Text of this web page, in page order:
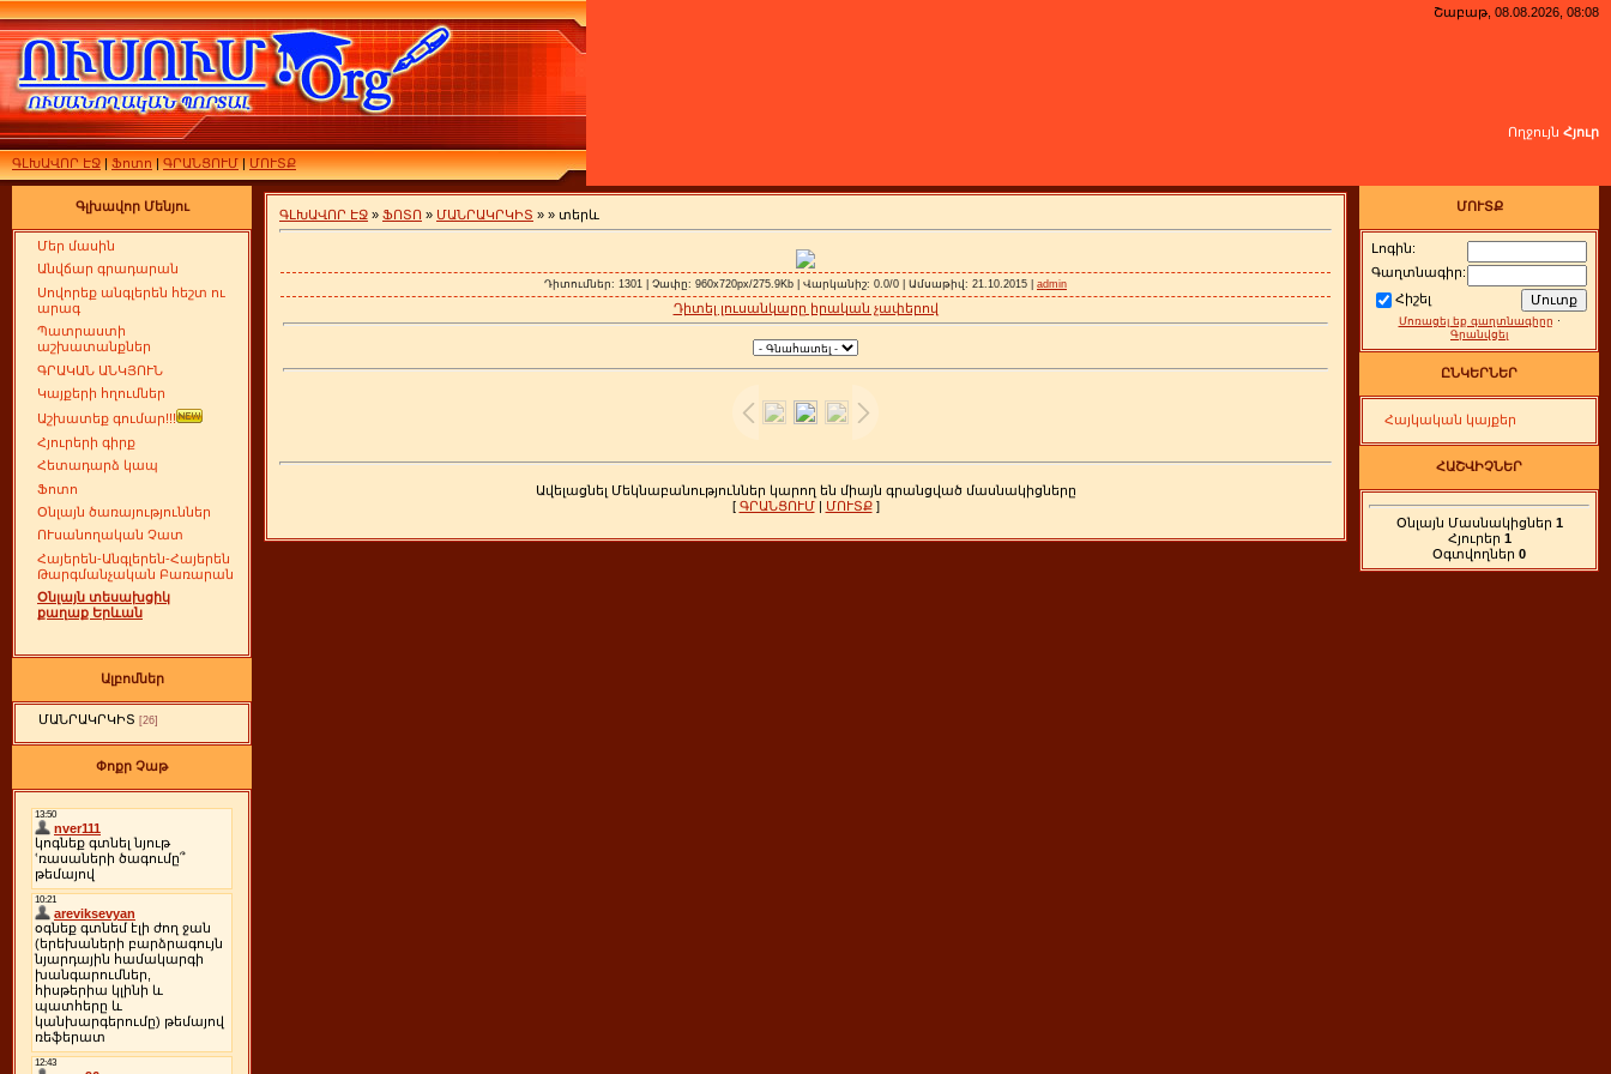
ԳԼԽԱՎՈՐ ԷՋ|Ֆոտո|ԳՐԱՆՑՈՒՄ|ՄՈՒՏՔ
Շաբաթ, 08.08.2026, 08:08
Ողջույն Հյուր
Գլխավոր Մենյու
Մեր մասին
Անվճար գրադարան
Սովորեք անգլերեն հեշտ ու
արագ
Պատրաստի
աշխատանքներ
ԳՐԱԿԱՆ ԱՆԿՅՈՒՆ
Կայքերի հղումներ
Աշխատեք գումար!!!
Հյուրերի գիրք
Հետադարձ կապ
Ֆոտո
Օնլայն ծառայություններ
ՈՒսանողական Չատ
Հայերեն-Անգլերեն-Հայերեն
Թարգմանչական Բառարան
Օնլայն տեսախցիկ
քաղաք Երևան
Ալբոմներ
ՄԱՆՐԱԿՐԿԻՏ [26]
Փոքր Չաթ
ԳԼԽԱՎՈՐ ԷՋ » ՖՈՏՈ » ՄԱՆՐԱԿՐԿԻՏ » » տերև
Դիտումներ: 1301 | Չափը: 960x720px/275.9Kb | Վարկանիշ: 0.0/0 | Ամսաթիվ: 21.10.2015 | admin
Դիտել լուսանկարը իրական չափերով
Ավելացնել Մեկնաբանություններ կարող են միայն գրանցված մասնակիցները
[ ԳՐԱՆՑՈՒՄ| ՄՈՒՏՔ]
ՄՈՒՏՔ
Լոգին:
Գաղտնագիր:
Հիշել
Մոռացել եք գաղտնագիրը ·
Գրանվցել
ԸՆԿԵՐՆԵՐ
Հայկական կայքեր
ՀԱՇՎԻՉՆԵՐ
Օնլայն Մասնակիցներ 1
Հյուրեր 1
Օգտվողներ 0